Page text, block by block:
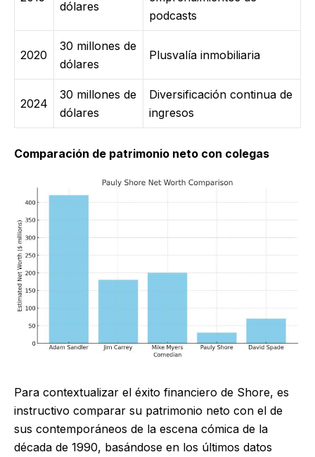
dólares
podcasts
2020
30 millones de
dólares
Plusvalía inmobiliaria
2024
30 millones de
dólares
Diversificación continua de
ingresos
Comparación de patrimonio neto con colegas
Para contextualizar el éxito financiero de Shore, es
instructivo comparar su patrimonio neto con el de
sus contemporáneos de la escena cómica de la
década de 1990, basándose en los últimos datos